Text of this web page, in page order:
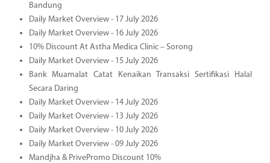
Bandung
Daily Market Overview - 17 July 2026
Daily Market Overview - 16 July 2026
10% Discount At Astha Medica Clinic – Sorong
Daily Market Overview - 15 July 2026
Bank Muamalat Catat Kenaikan Transaksi Sertifikasi Halal
Secara Daring
Daily Market Overview - 14 July 2026
Daily Market Overview - 13 July 2026
Daily Market Overview - 10 July 2026
Daily Market Overview - 09 July 2026
Mandjha & PrivePromo Discount 10%